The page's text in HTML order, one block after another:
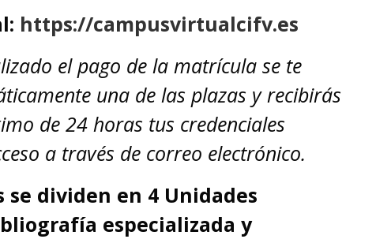
https://campusvirtualcifv.es
el pago de la matrícula se te
una de las plazas y recibirás
de 24 horas tus credenciales
a través de correo electrónico.
se dividen en 4 Unidades
especializada y